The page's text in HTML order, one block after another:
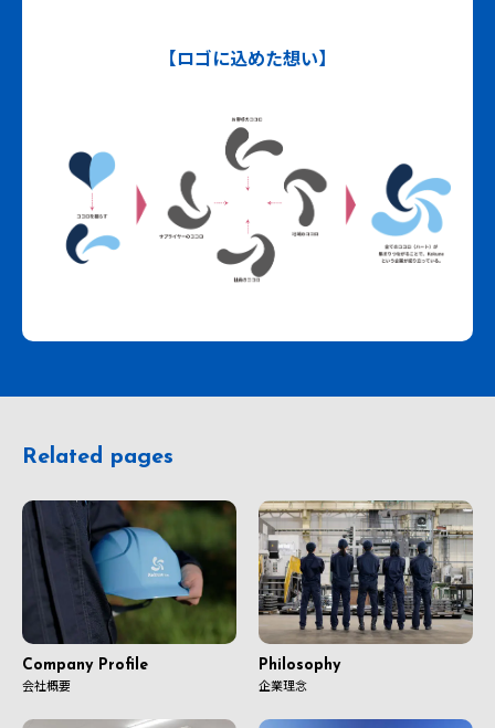
【ロゴに込めた想い】
Related pages
Company Profile
会社概要
Philosophy
企業理念